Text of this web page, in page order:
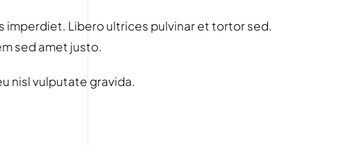
imperdiet. Libero ultrices pulvinar et tortor sed.
sed amet justo.
nisl vulputate gravida.